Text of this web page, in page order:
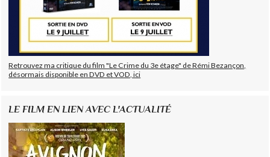
Retrouvez ma critique du film "Le Crime du 3e étage" de Rémi Bezançon,
désormais disponible en DVD et VOD, ici
LE FILM EN LIEN AVEC L'ACTUALITÉ